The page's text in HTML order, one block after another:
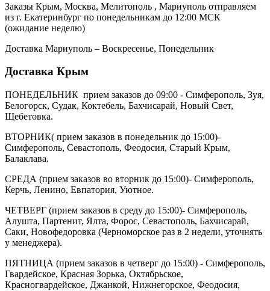
Заказы Крым, Москва, Мелитополь , Мариуполь отправляем
из г. Екатеринбург по понедельникам до 12:00 МСК
(ожидание неделю)
Доставка Мариуполь – Воскресенье, Понедельник
Доставка Крым
ПОНЕДЕЛЬНИК прием заказов до 09:00 - Симферополь, Зуя,
Белогорск, Судак, Коктебель, Бахчисарай, Новый Свет,
Щебетовка.
ВТОРНИК( прием заказов в понедельник до 15:00)-
Симферополь, Севастополь, Феодосия, Старый Крым,
Балаклава.
СРЕДА (прием заказов во вторник до 15:00)- Симферополь,
Керчь, Ленино, Евпатория, Уютное.
ЧЕТВЕРГ (прием заказов в среду до 15:00)- Симферополь,
Алушта, Партенит, Ялта, Форос, Севастополь, Бахчисарай,
Саки, Новофедоровка (Черноморское раз в 2 недели, уточнять
у менеджера).
ПЯТНИЦА (прием заказов в четверг до 15:00) - Симферополь,
Гвардейское, Красная Зорька, Октябрьское,
Красногвардейское, Джанкой, Нижнегорское, Феодосия,